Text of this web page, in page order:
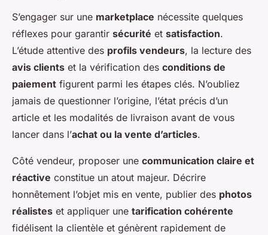
S’engager sur une marketplace nécessite quelques
réflexes pour garantir sécurité et satisfaction.
L’étude attentive des profils vendeurs, la lecture des
avis clients et la vérification des conditions de
paiement figurent parmi les étapes clés. N’oubliez
jamais de questionner l’origine, l’état précis d’un
article et les modalités de livraison avant de vous
lancer dans l’achat ou la vente d’articles.
Côté vendeur, proposer une communication claire et
réactive constitue un atout majeur. Décrire
honnêtement l’objet mis en vente, publier des photos
réalistes et appliquer une tarification cohérente
fidélisent la clientèle et génèrent rapidement de